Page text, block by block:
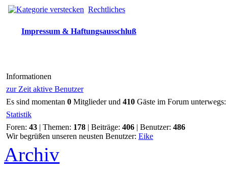
Rechtliches
Impressum & Haftungsausschluß
Informationen
zur Zeit aktive Benutzer
Es sind momentan 0 Mitglieder und 410 Gäste im Forum unterwegs:
Statistik
Foren: 43 | Themen: 178 | Beiträge: 406 | Benutzer: 486
Wir begrüßen unseren neusten Benutzer: Eike
Archiv